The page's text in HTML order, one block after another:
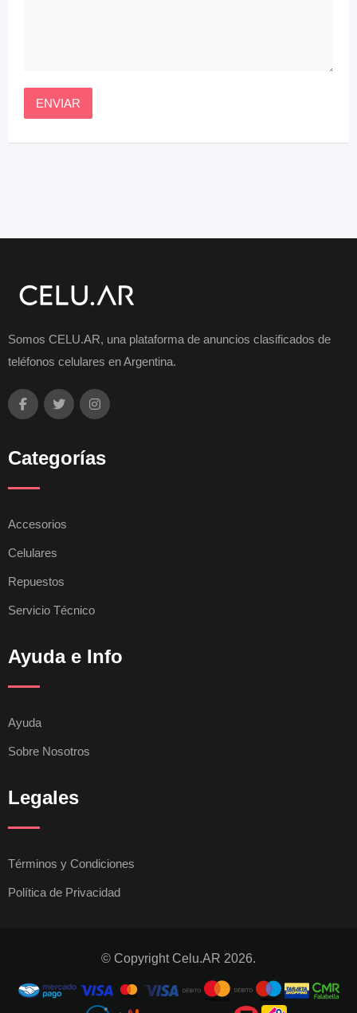
Somos CELU.AR, una plataforma de anuncios clasificados de
teléfonos celulares en Argentina.
Categorías
Accesorios
Celulares
Repuestos
Servicio Técnico
Ayuda e Info
Ayuda
Sobre Nosotros
Legales
Términos y Condiciones
Política de Privacidad
© Copyright Celu.AR 2026.